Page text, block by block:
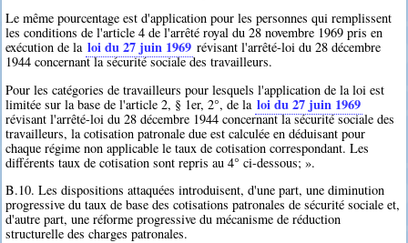
Le même pourcentage est d'application pour les personnes qui remplissent
les conditions de l'article 4 de l'arrêté royal du 28 novembre 1969 pris en
exécution de la loi du 27 juin 1969 révisant l'arrêté-loi du 28 décembre
1944 concernant la sécurité sociale des travailleurs.
Pour les catégories de travailleurs pour lesquels l'application de la loi est
limitée sur la base de l'article 2, § 1er, 2°, de la loi du 27 juin 1969
révisant l'arrêté-loi du 28 décembre 1944 concernant la sécurité sociale des
travailleurs, la cotisation patronale due est calculée en déduisant pour
chaque régime non applicable le taux de cotisation correspondant. Les
différents taux de cotisation sont repris au 4° ci-dessous; ».
B.10. Les dispositions attaquées introduisent, d'une part, une diminution
progressive du taux de base des cotisations patronales de sécurité sociale et,
d'autre part, une réforme progressive du mécanisme de réduction
structurelle des charges patronales.